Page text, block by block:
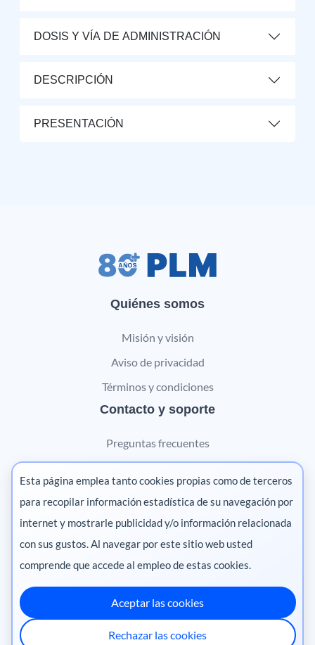
DOSIS Y VÍA DE ADMINISTRACIÓN
DESCRIPCIÓN
PRESENTACIÓN
Quiénes somos
Misión y visión
Aviso de privacidad
Términos y condiciones
Contacto y soporte
Preguntas frecuentes
Contáctanos
Marketing digital
Pharma
México
·
Ecuador·Perú·
Centroamérica
Chile
Esta página emplea tanto cookies propias como de terceros
para recopilar información estadística de su navegación por
internet y mostrarle publicidad y/o información relacionada
con sus gustos. Al navegar por este sitio web usted
comprende que accede al empleo de estas cookies.
Aceptar las cookies
Rechazar las cookies